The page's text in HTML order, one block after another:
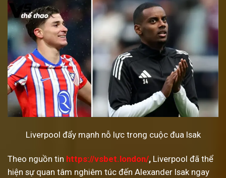
Liverpool đẩy mạnh nỗ lực trong cuộc đua Isak
Theo nguồn tin https://vsbet.london/, Liverpool đã thể
hiện sự quan tâm nghiêm túc đến Alexander Isak ngay